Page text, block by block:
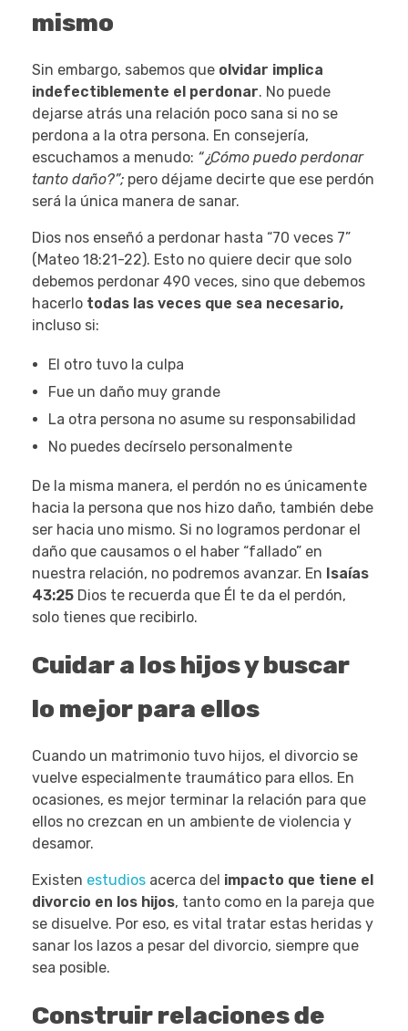
mismo
Sin embargo, sabemos que olvidar implica
indefectiblemente el perdonar. No puede
dejarse atrás una relación poco sana si no se
perdona a la otra persona. En consejería,
escuchamos a menudo: “¿Cómo puedo perdonar
tanto daño?”; pero déjame decirte que ese perdón
será la única manera de sanar.
Dios nos enseñó a perdonar hasta “70 veces 7”
(Mateo 18:21-22). Esto no quiere decir que solo
debemos perdonar 490 veces, sino que debemos
hacerlo todas las veces que sea necesario,
incluso si:
El otro tuvo la culpa
Fue un daño muy grande
La otra persona no asume su responsabilidad
No puedes decírselo personalmente
De la misma manera, el perdón no es únicamente
hacia la persona que nos hizo daño, también debe
ser hacia uno mismo. Si no logramos perdonar el
daño que causamos o el haber “fallado” en
nuestra relación, no podremos avanzar. En Isaías
43:25 Dios te recuerda que Él te da el perdón,
solo tienes que recibirlo.
Cuidar a los hijos y buscar
lo mejor para ellos
Cuando un matrimonio tuvo hijos, el divorcio se
vuelve especialmente traumático para ellos. En
ocasiones, es mejor terminar la relación para que
ellos no crezcan en un ambiente de violencia y
desamor.
Existen estudios acerca del impacto que tiene el
divorcio en los hijos, tanto como en la pareja que
se disuelve. Por eso, es vital tratar estas heridas y
sanar los lazos a pesar del divorcio, siempre que
sea posible.
Construir relaciones de